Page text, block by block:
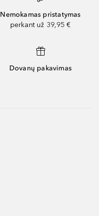
Nemokamas pristatymas
perkant už 39,95 €
Dovanų pakavimas